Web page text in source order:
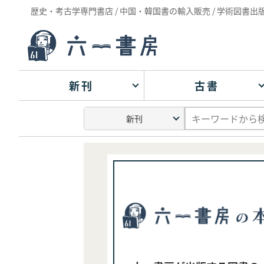
歴史・考古学専門書店 / 中国・韓国書の輸入販売 / 学術図書出
新刊 古書